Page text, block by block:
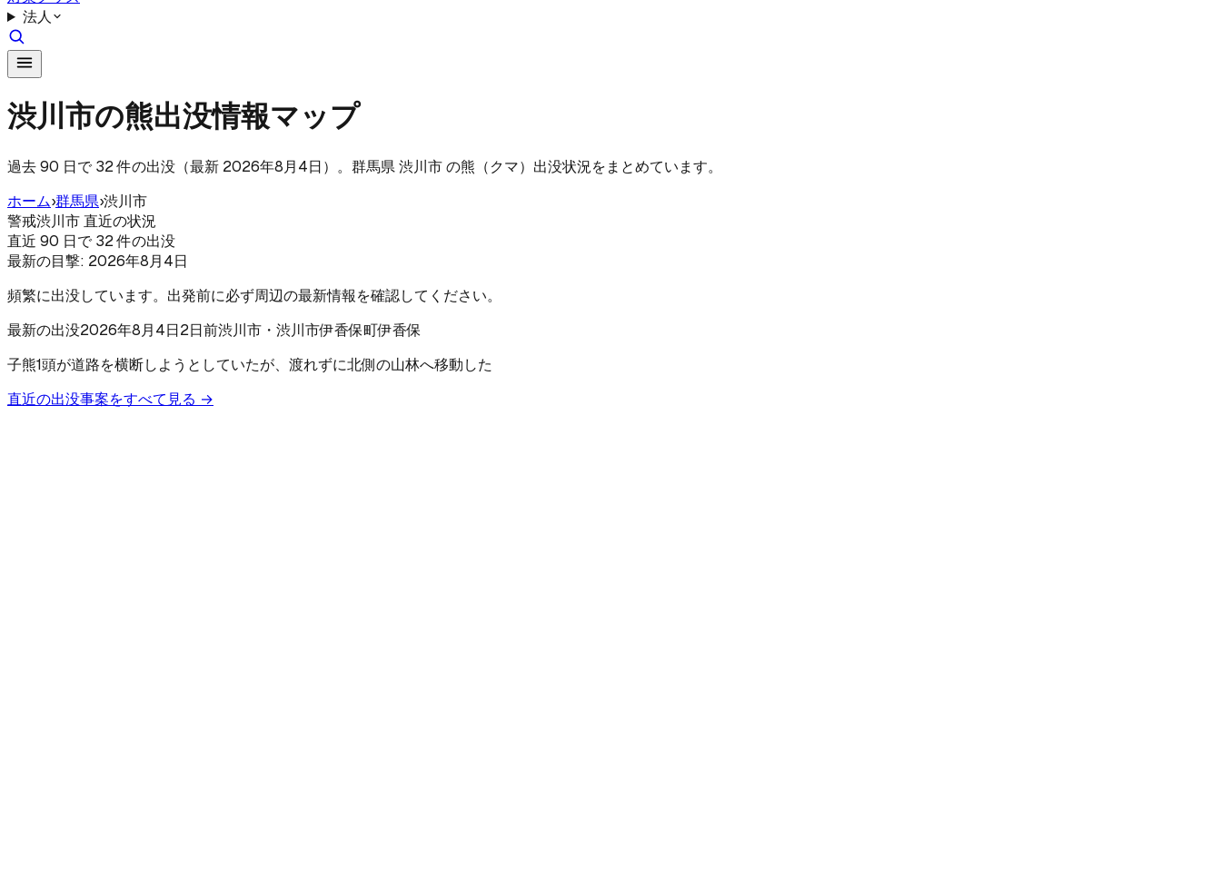
法人
渋川市の熊出没情報マップ
過去 90 日で 32 件の出没（最新 2026年8月4日）。群馬県 渋川市 の熊（クマ）出没状況をまとめています。
ホーム›群馬県›渋川市
警戒渋川市 直近の状況
直近 90 日で 32 件の出没
最新の目撃: 2026年8月4日
頻繁に出没しています。出発前に必ず周辺の最新情報を確認してください。
最新の出没2026年8月4日2日前渋川市 ・渋川市伊香保町伊香保
子熊1頭が道路を横断しようとしていたが、渡れずに北側の山林へ移動した
直近の出没事案をすべて見る →